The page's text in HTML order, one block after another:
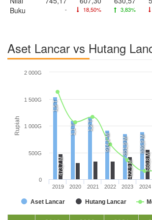
Buku
- 18,50% 3,83%
Aset Lancar vs Hutang
Rupiah
1,5 T
1,1 T
1,2 T
914,1 M 851,9 M 886,9 M
473,7 M
422,9 M 560,8 M
Aset Lancar Hutang Lancar
2019 2020 2021 2022 2023 2024
0
500G
1 000G
1 500G
2 000G